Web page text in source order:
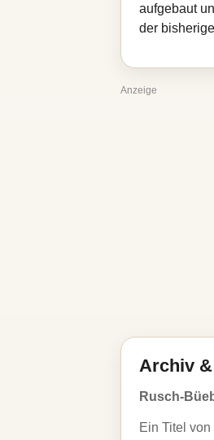
aufgebaut
der
Anzeige
Archiv
Rusch-
Ein Titel von